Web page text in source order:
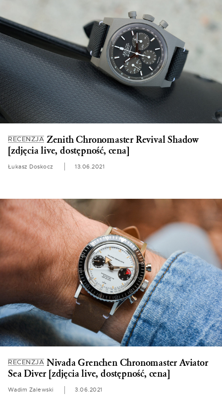
RECENZJA Zenith Chronomaster Revival Shadow
[zdjęcia live, dostępność, cena]
Łukasz Doskocz 13.06.2021
RECENZJA Nivada Grenchen Chronomaster Aviator
Sea Diver [zdjęcia live, dostępność, cena]
Wadim Zalewski 3.06.2021